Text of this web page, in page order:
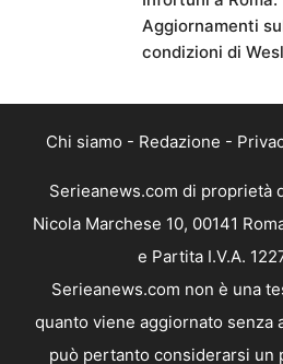
Aggiornamenti
condizioni di
Chi siamo - Redazione -
Serieanews.com di proprietà
Nicola Marchese 10, 00141
e Partita I.V.A.
Serieanews.com non è una
quanto viene aggiornato senza
può pertanto considerarsi un